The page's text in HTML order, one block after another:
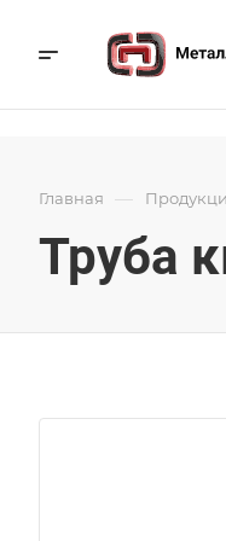
Главная —
Труба